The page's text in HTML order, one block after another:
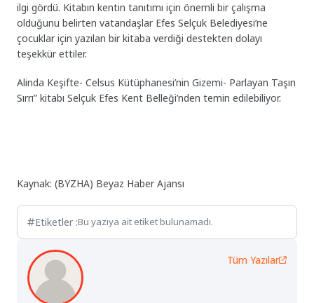
ilgi gördü. Kitabın kentin tanıtımı için önemli bir çalışma
olduğunu belirten vatandaşlar Efes Selçuk Belediyesi’ne
çocuklar için yazılan bir kitaba verdiği destekten dolayı
teşekkür ettiler.
Alinda Keşifte- Celsus Kütüphanesi’nin Gizemi- Parlayan Taşın
Sırrı” kitabı Selçuk Efes Kent Belleği’nden temin edilebiliyor.
Kaynak: (BYZHA) Beyaz Haber Ajansı
Etiketler :Bu yazıya ait etiket bulunamadı.
Tüm Yazılar